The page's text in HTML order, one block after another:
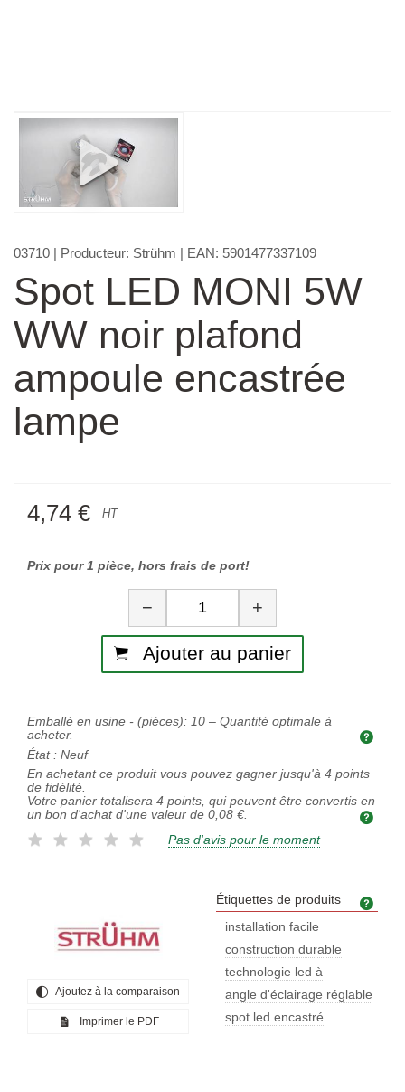
03710 | Producteur: Strühm | EAN: 5901477337109
Spot LED MONI 5W
WW noir plafond
ampoule encastrée
lampe
4,74 € HT
Prix pour 1 pièce, hors frais de port!
Quantité
− +
Ajouter au panier
Emballé en usine - (pièces): 10 – Quantité optimale à
acheter.
État : Neuf
En achetant ce produit vous pouvez gagner jusqu'à 4 points
de fidélité.
Votre panier totalisera 4 points, qui peuvent être convertis en
un bon d'achat d'une valeur de 0,08 €.
Pas d'avis pour le moment
Ajoutez à la comparaison
Imprimer le PDF
Étiquettes de produits
installation facile
construction durable
technologie led à
angle d'éclairage réglable
spot led encastré